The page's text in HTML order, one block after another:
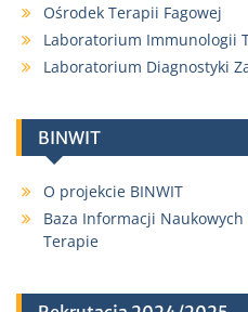
Ośrodek Terapii Fagowej
Laboratorium Immunologii
Laboratorium Diagnostyki
BINWIT
O projekcie BINWIT
Baza Informacji
Terapie